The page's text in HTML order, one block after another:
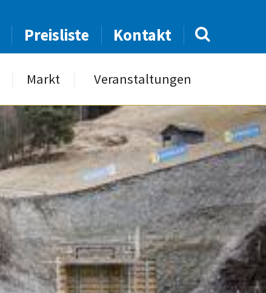
Preisliste Kontakt
Markt Veranstaltungen